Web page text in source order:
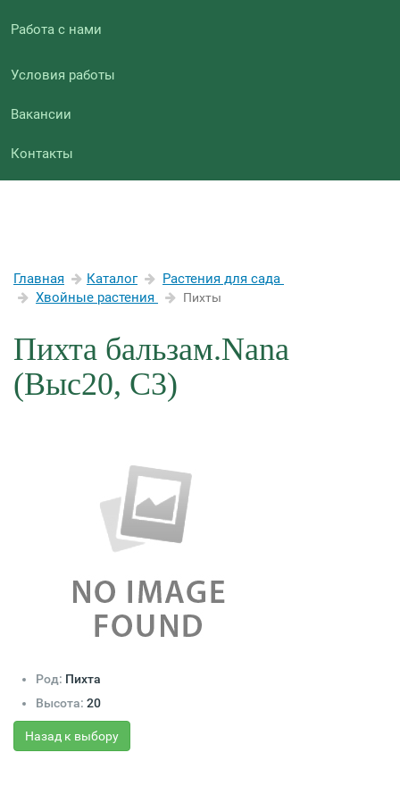
Работа с нами
Условия работы
Вакансии
Контакты
Главная Каталог
Растения для сада
Хвойные растения
Пихты
Пихта бальзам.Nana
(Выс20, C3)
Род: Пихта
Высота: 20
Назад к выбору